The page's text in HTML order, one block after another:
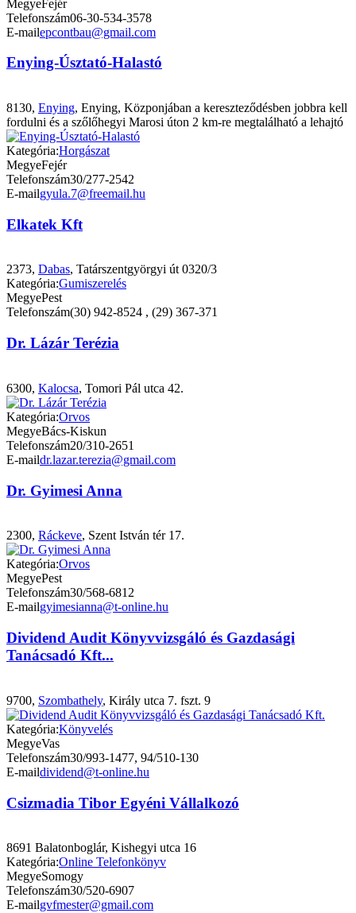
MegyeFejér
Telefonszám06-30-534-3578
E-mailepcontbau@gmail.com
Enying-Úsztató-Halastó
8130, Enying, Enying, Közponjában a kereszteződésben jobbra kell
fordulni és a szőlőhegyi Marosi úton 2 km-re megtalálható a lehajtó
Kategória:Horgászat
MegyeFejér
Telefonszám30/277-2542
E-mailgyula.7@freemail.hu
Elkatek Kft
2373, Dabas, Tatárszentgyörgyi út 0320/3
Kategória:Gumiszerelés
MegyePest
Telefonszám(30) 942-8524 , (29) 367-371
Dr. Lázár Terézia
6300, Kalocsa, Tomori Pál utca 42.
Kategória:Orvos
MegyeBács-Kiskun
Telefonszám20/310-2651
E-maildr.lazar.terezia@gmail.com
Dr. Gyimesi Anna
2300, Ráckeve, Szent István tér 17.
Kategória:Orvos
MegyePest
Telefonszám30/568-6812
E-mailgyimesianna@t-online.hu
Dividend Audit Könyvvizsgáló és Gazdasági
Tanácsadó Kft...
9700, Szombathely, Király utca 7. fszt. 9
Kategória:Könyvelés
MegyeVas
Telefonszám30/993-1477, 94/510-130
E-maildividend@t-online.hu
Csizmadia Tibor Egyéni Vállalkozó
8691 Balatonboglár, Kishegyi utca 16
Kategória:Online Telefonkönyv
MegyeSomogy
Telefonszám30/520-6907
E-mailgvfmester@gmail.com